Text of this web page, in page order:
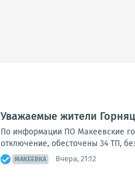
Уважаемые жители
По информации ПО Макеевские
отключение, обесточены 34 ТП,
МАКЕЕВКА Вчера, 21:12